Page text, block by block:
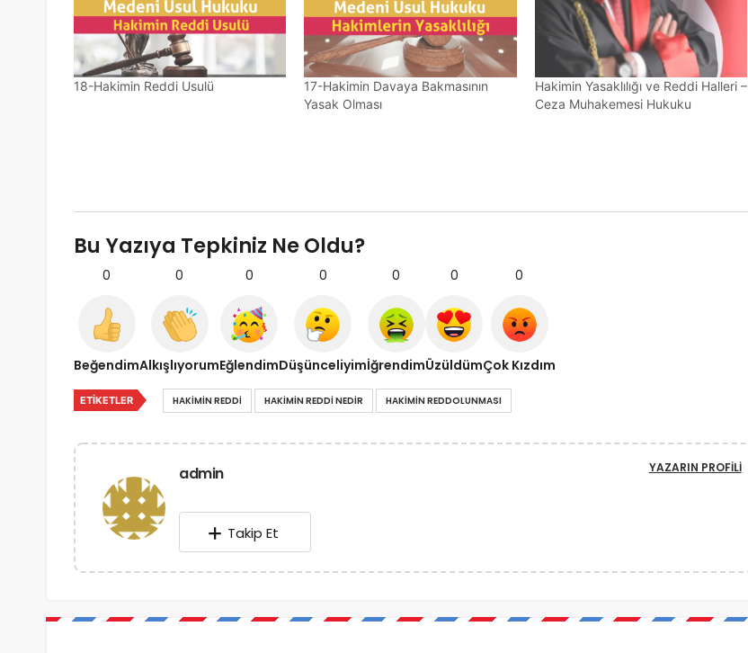
18-Hakimin Reddi Usulü
17-Hakimin Davaya Bakmasının
Yasak Olması
Hakimin Yasaklılığı ve Reddi Halleri –
Ceza Muhakemesi Hukuku
Bu Yazıya Tepkiniz Ne Oldu?
0
Beğendim
0
Alkışlıyorum
0
Eğlendim
0
Düşünceliyim
0
İğrendim
0
Üzüldüm
0
Çok Kızdım
ETIKETLER HAKIMIN REDDI HAKIMIN REDDI NEDIR HAKIMIN REDDOLUNMASI
admin YAZARIN PROFILI
Takip Et